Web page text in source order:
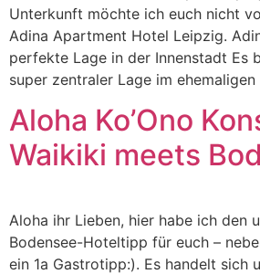
Unterkunft möchte ich euch nicht
Adina Apartment Hotel Leipzig.
perfekte Lage in der Innenstadt Es
super zentraler Lage im
Aloha Ko’Ono
Waikiki meets
Aloha ihr Lieben, hier habe ich den
Bodensee-Hoteltipp für euch –
ein 1a Gastrotipp:). Es handelt sich